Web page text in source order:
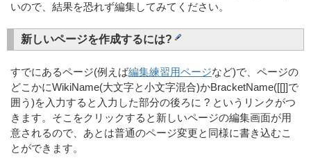
いので、結果を恐れず編集してみてください。
新しいページを作成するには?
すでにあるページ(例えば編集練習用ページなど)で、ページの
どこかにWikiName(大文字と小文字混合)かBracketName([[]]で
囲う)を入力すると入力した部分の後ろに ? というリンクがつ
きます。そこをクリックすると新しいページの編集画面が用
意されるので、あとは普通のページ変更と同様に書き込むこ
とができます。